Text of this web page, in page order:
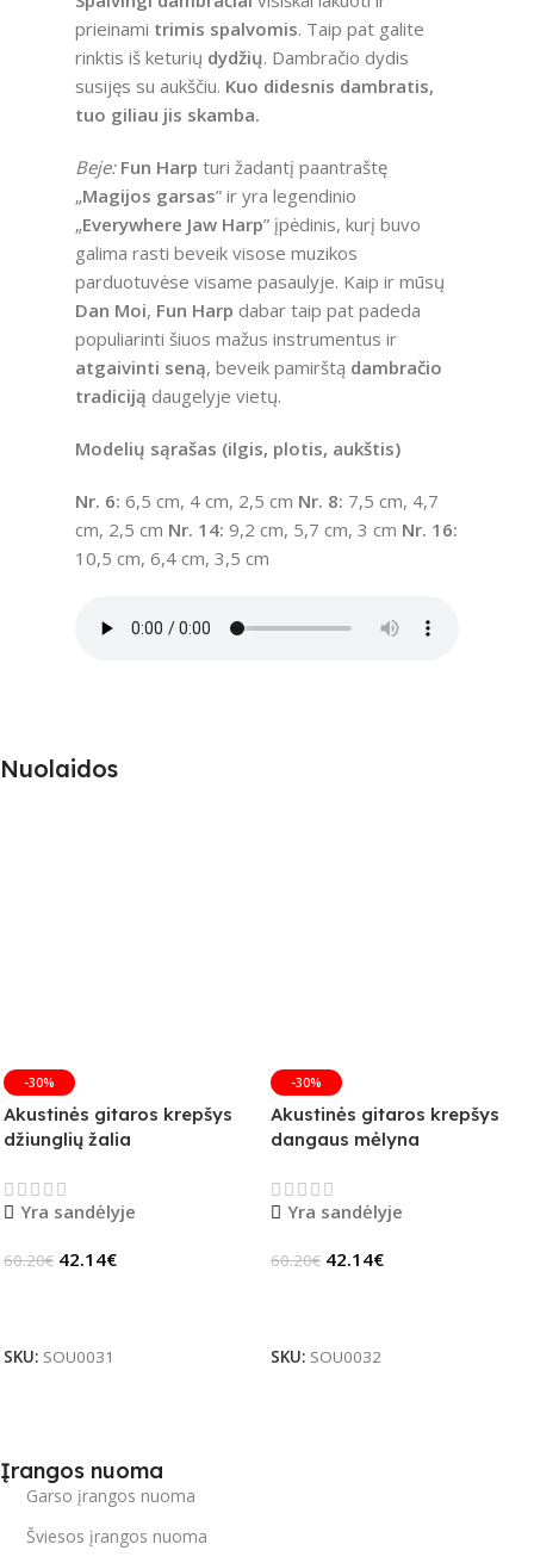
prieinami trimis spalvomis. Taip pat galite
rinktis iš keturių dydžių. Dambračio dydis
susijęs su aukščiu. Kuo didesnis dambratis,
tuo giliau jis skamba.
Beje: Fun Harp turi žadantį paantraštę
„Magijos garsas” ir yra legendinio
„Everywhere Jaw Harp” įpėdinis, kurį buvo
galima rasti beveik visose muzikos
parduotuvėse visame pasaulyje. Kaip ir mūsų
Dan Moi, Fun Harp dabar taip pat padeda
populiarinti šiuos mažus instrumentus ir
atgaivinti seną, beveik pamirštą dambračio
tradiciją daugelyje vietų.
Modelių sąrašas (ilgis, plotis, aukštis)
Nr. 6: 6,5 cm, 4 cm, 2,5 cm Nr. 8: 7,5 cm, 4,7
cm, 2,5 cm Nr. 14: 9,2 cm, 5,7 cm, 3 cm Nr. 16:
10,5 cm, 6,4 cm, 3,5 cm
Nuolaidos
-30%
Akustinės gitaros krepšys
džiunglių žalia
Yra sandėlyje
60.20€ 42.14€
SKU: SOU0031
-30%
Akustinės gitaros krepšys
dangaus mėlyna
Yra sandėlyje
60.20€ 42.14€
SKU: SOU0032
Įrangos nuoma
Garso įrangos nuoma
Šviesos įrangos nuoma